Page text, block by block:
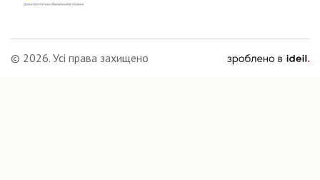
© 2026. Усі права захищено
зроблено